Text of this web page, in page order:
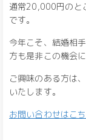
通常20,000円のと
です。
今年こそ、結婚相
方も是非この機会
ご興味のある方は
いたします。
お問い合わせはこ